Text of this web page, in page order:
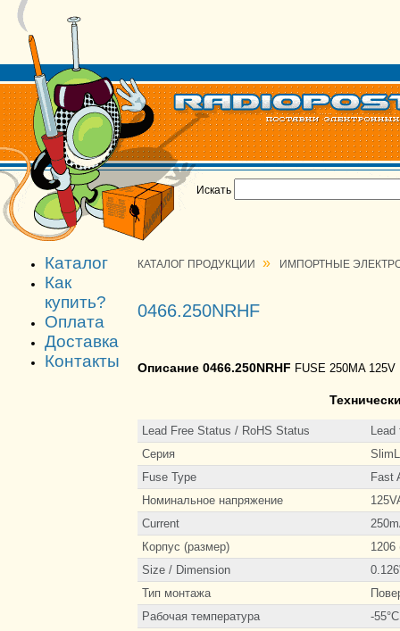
Искать
Каталог
Как
купить?
Оплата
Доставка
Контакты
КАТАЛОГ ПРОДУКЦИИ » ИМПОРТНЫЕ
0466.250NRHF
Описание 0466.250NRHF FUSE 250MA
Lead Free Status / RoHS Status
Серия
Fuse Type
Fast
Номинальное напряжение
Current
Корпус (размер)
1206
Size / Dimension
Тип монтажа
Рабочая температура
-